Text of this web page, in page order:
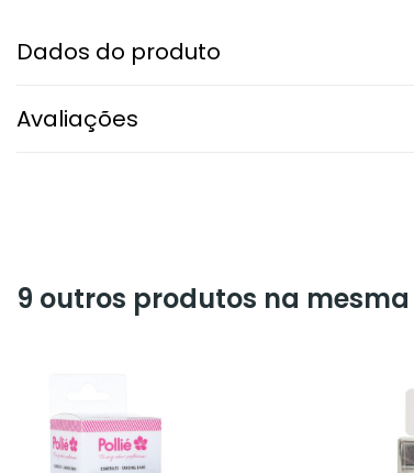
Dados do produto
Avaliações
9 outros produtos na